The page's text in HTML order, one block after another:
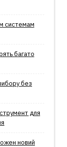
системам
багато
без
для
новий